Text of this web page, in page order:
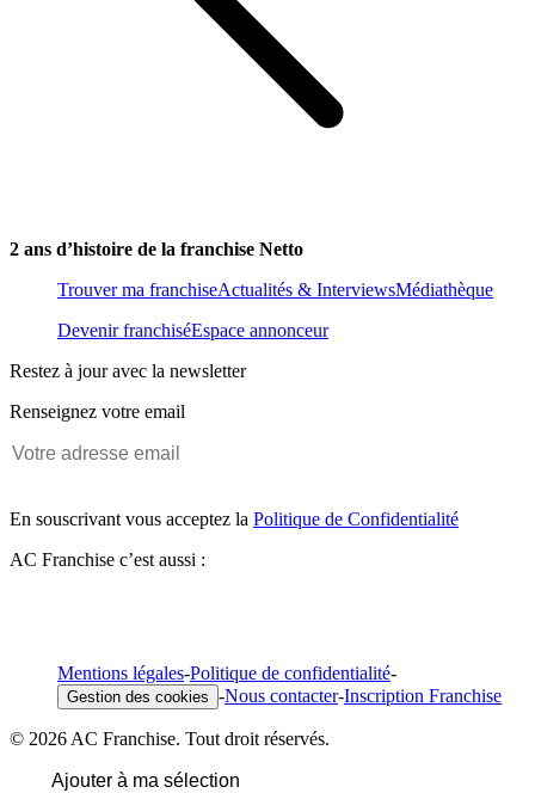
2 ans d’histoire de la franchise Netto
Trouver ma franchiseActualités & InterviewsMédiathèque
Devenir franchiséEspace annonceur
Restez à jour avec la newsletter
Renseignez votre email
En souscrivant vous acceptez la Politique de Confidentialité
AC Franchise c’est aussi :
Mentions légales-Politique de confidentialité-
Gestion des cookies -Nous contacter-Inscription Franchise
© 2026 AC Franchise. Tout droit réservés.
Ajouter à ma sélection